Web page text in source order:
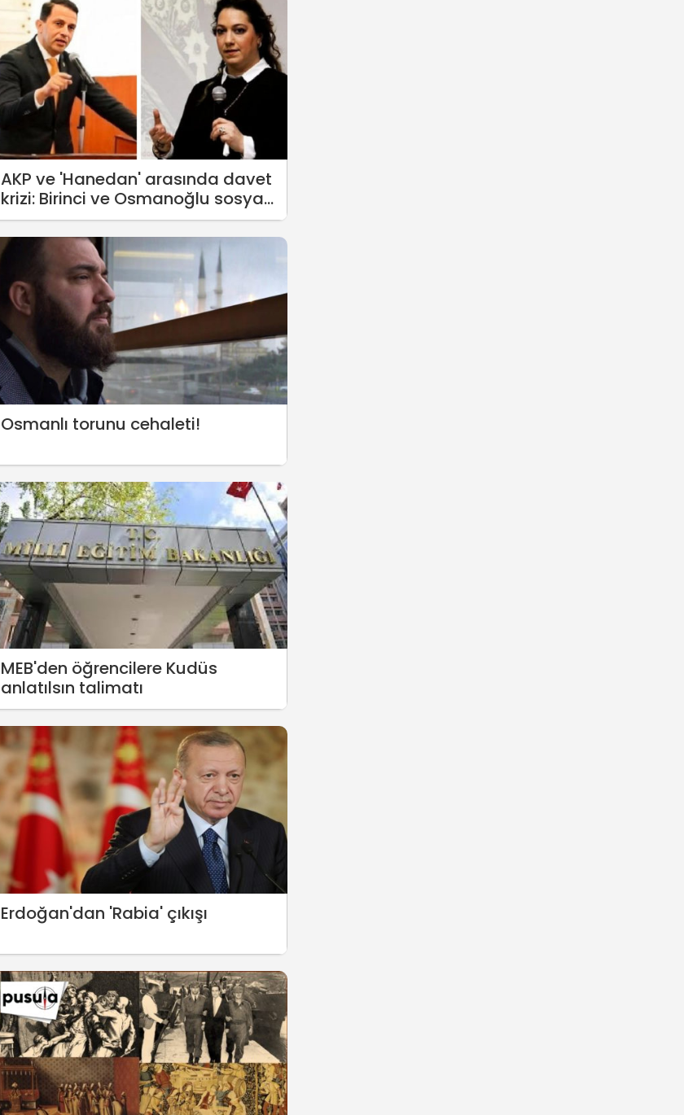
AKP ve 'Hanedan' arasında davet
krizi: Birinci ve Osmanoğlu sosyal
medyada atıştı
Osmanlı torunu cehaleti!
MEB'den öğrencilere Kudüs
anlatılsın talimatı
Erdoğan'dan 'Rabia' çıkışı